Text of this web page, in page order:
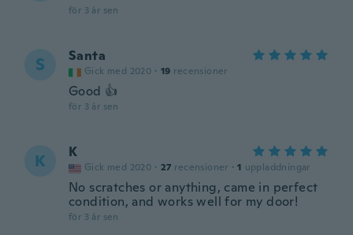
för 3 år sen
S Santa
Gick med 2020 · 19 recensioner
Good 👍
för 3 år sen
K K
Gick med 2020 · 27 recensioner · 1 uppladdningar
No scratches or anything, came in perfect
condition, and works well for my door!
för 3 år sen